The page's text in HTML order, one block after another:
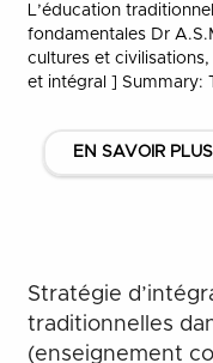
L’éducation
fondamentales Dr
cultures et
et intégral ] Summary:
EN SAVOIR PLUS
Stratégie
traditionnelles
(enseignement